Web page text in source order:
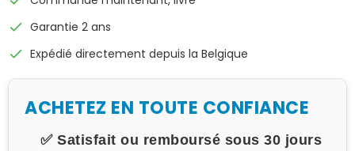
check Garantie 2 ans
check Expédié directement depuis la Belgique
ACHETEZ EN TOUTE CONFIANCE
✅ Satisfait ou remboursé sous 30 jours